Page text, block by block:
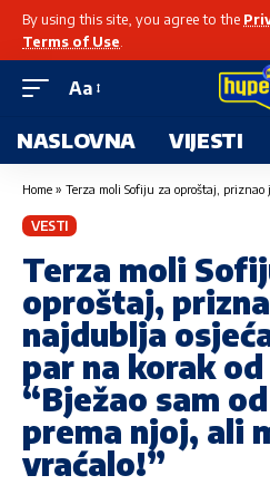
By using this site, you agree to the
Terms of Use
Aa
NASLOVNA VIJESTI
Home » Terza moli Sofiju za oproštaj, priznao joj najdublja osjećanja! Bivši par na
VESTI
Terza moli
oproštaj,
najdublja
par na korak
“Bježao sam
prema njoj, ali
vraćalo!”